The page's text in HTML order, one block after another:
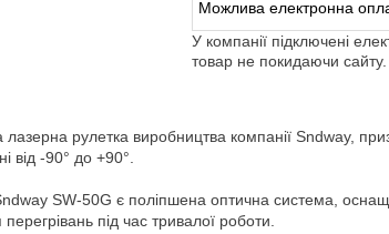
У компанії підключені
товар не покидаючи сайту.
рулетка виробництва компанії Sndway,
від -90° до +90°.
SW-50G є поліпшена оптична система,
під час тривалої роботи.